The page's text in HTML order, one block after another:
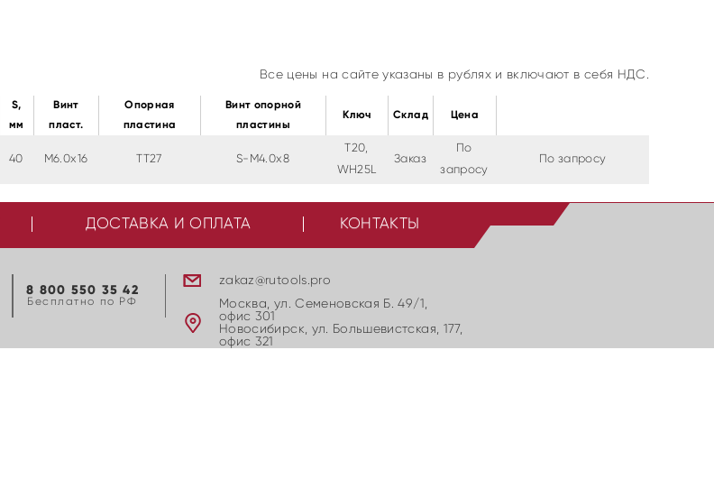
Все цены на сайте указаны в рублях и включают в себя НДС.
S,
мм
Винт
пласт.
Опорная
пластина
Винт опорной
пластины
Ключ Cклад Цена
40 M6.0x16 TT27 S-M4.0x8
T20,
WH25L
Заказ
По
запросу
По запросу
ДОСТАВКА И ОПЛАТА КОНТАКТЫ
8 800 550 35 42
Бесплатно по РФ
zakaz@rutools.pro
Москва, ул. Семеновская Б. 49/1,
офис 301
Новосибирск, ул. Большевиcтская, 177,
офис 321